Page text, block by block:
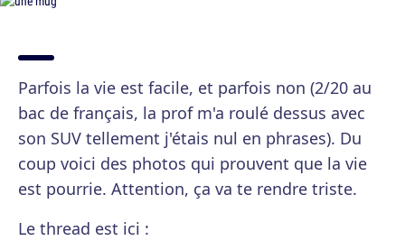
Parfois la vie est facile, et parfois non (2/20 au
bac de français, la prof m'a roulé dessus avec
son SUV tellement j'étais nul en phrases). Du
coup voici des photos qui prouvent que la vie
est pourrie. Attention, ça va te rendre triste.
Le thread est ici :